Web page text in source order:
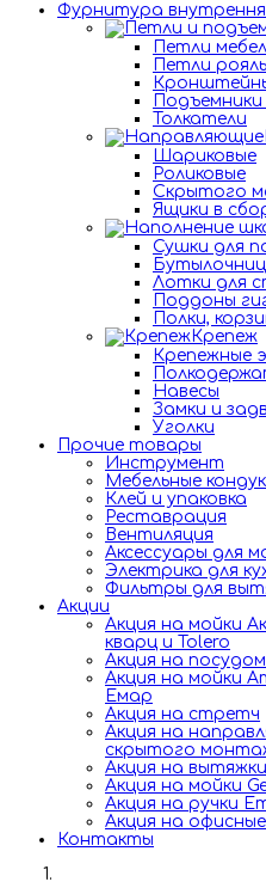
Фурнитура
Петли
Петли
Подъемники
Толкатели
Шариковые
Роликовые
Скрытого
Ящики в
Сушки для
Лотки для
Поддоны
Полки,
Крепеж
Крепежные
Навесы
Замки и
Уголки
Прочие товары
Инструмент
Мебельные
Клей и упаковка
Реставрация
Вентиляция
Аксессуары для
Электрика для
Фильтры для
Акции
Акция на мойки
кварц и Tolero
Акция на
Акция на мойки
Емар
Акция на стретч
Акция на
скрытого
Акция на вытяжки
Акция на мойки
Акция на ручки
Акция на
Контакты